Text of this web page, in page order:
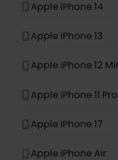
Apple
Apple
Apple iPhone
Apple iPhone
Apple